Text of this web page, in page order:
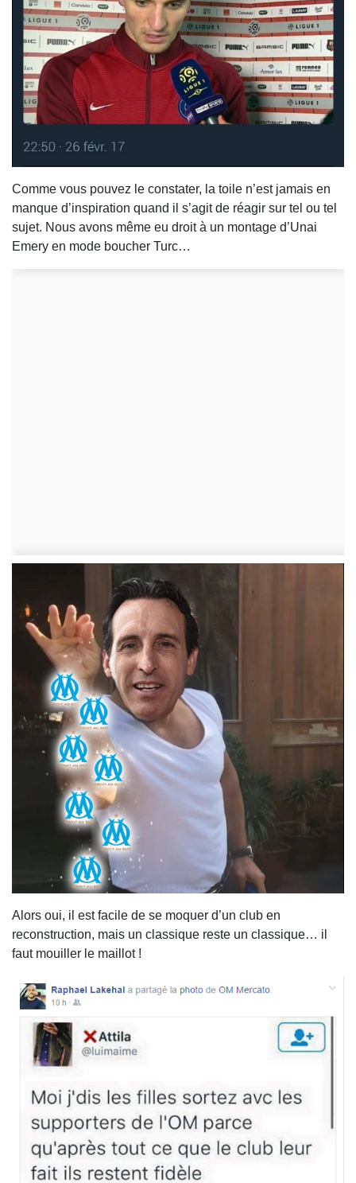
Comme vous pouvez le constater, la toile n’est jamais en
manque d’inspiration quand il s’agit de réagir sur tel ou tel
sujet. Nous avons même eu droit à un montage d’Unai
Emery en mode boucher Turc…
Alors oui, il est facile de se moquer d’un club en
reconstruction, mais un classique reste un classique… il
faut mouiller le maillot !